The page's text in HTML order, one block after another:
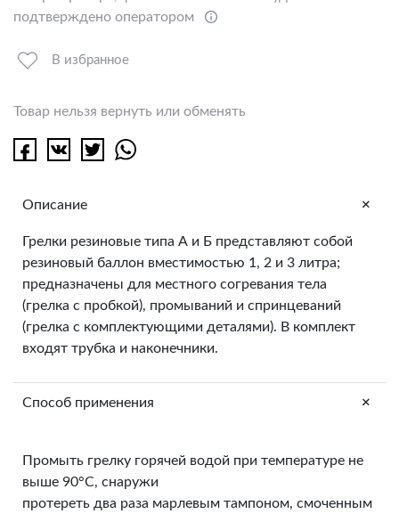
подтверждено оператором
В избранное
Товар нельзя вернуть или обменять
Описание +
Грелки резиновые типа А и Б представляют собой
резиновый баллон вместимостью 1, 2 и 3 литра;
предназначены для местного согревания тела
(грелка с пробкой), промываний и спринцеваний
(грелка с комплектующими деталями). В комплект
входят трубка и наконечники.
Способ применения +
Промыть грелку горячей водой при температуре не
выше 90°С, снаружи
протереть два раза марлевым тампоном, смоченным